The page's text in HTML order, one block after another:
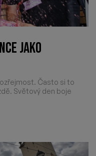
JAKO
Často si to
Světový den boje